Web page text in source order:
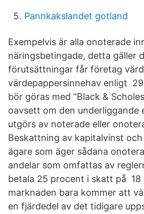
Pannkakslandet gotland
Exempelvis är alla onoterade
näringsbetingade, detta gäller
förutsättningar får företag
värdepappersinnehav enligt
bör göras med ”Black &
oavsett om den underliggande
utgörs av noterade eller
Beskattning av kapitalvinst
ägare som äger sådana
andelar som omfattas av
betala 25 procent i skatt på 18
marknaden bara kommer att
en fjärdedel av det tidigare